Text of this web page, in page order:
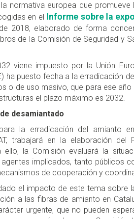
normativa europea que
en el Informe sobre la
2018, elaborado de forma
de la Comisión de Seguridad y
viene impuesto por la Unión
ha puesto fecha a la erradicación
o de uso masivo, que para ese
el plazo máximo es 2032.
desamiantado
la erradicación del amianto
trabajará en la elaboración
ello, la Comisión evaluará la
implicados, tanto públicos
de cooperación y
el impacto de este tema sobre
a las fibras de amianto en
urgente, que no pueden